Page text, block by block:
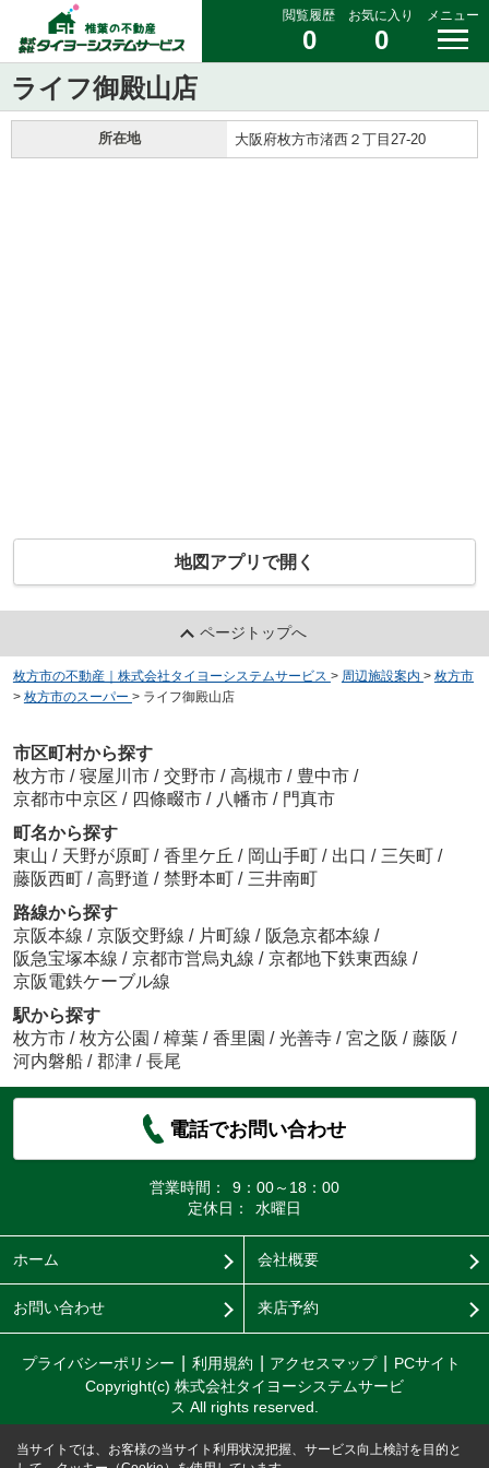
閲覧履歴
0
お気に入り
0
メニュー
ライフ御殿山店
所在地 大阪府枚方市渚西２丁目27-20
地図アプリで開く
ページトップへ
枚方市の不動産｜株式会社タイヨーシステムサービス > 周辺施設案内 > 枚方市
> 枚方市のスーパー > ライフ御殿山店
市区町村から探す
枚方市 / 寝屋川市 / 交野市 / 高槻市 / 豊中市 /
京都市中京区 / 四條畷市 / 八幡市 / 門真市
町名から探す
東山 / 天野が原町 / 香里ケ丘 / 岡山手町 / 出口 / 三矢町 /
藤阪西町 / 高野道 / 禁野本町 / 三井南町
路線から探す
京阪本線 / 京阪交野線 / 片町線 / 阪急京都本線 /
阪急宝塚本線 / 京都市営烏丸線 / 京都地下鉄東西線 /
京阪電鉄ケーブル線
駅から探す
枚方市 / 枚方公園 / 樟葉 / 香里園 / 光善寺 / 宮之阪 / 藤阪 /
河内磐船 / 郡津 / 長尾
電話でお問い合わせ
営業時間：
9：00～18：00
定休日：
水曜日
ホーム 会社概要
お問い合わせ 来店予約
プライバシーポリシー 利用規約 アクセスマップ
PCサイト
Copyright(c) 株式会社タイヨーシステムサービ
ス All rights reserved.
当サイトでは、お客様の当サイト利用状況把握、サービス向上検討を目的と